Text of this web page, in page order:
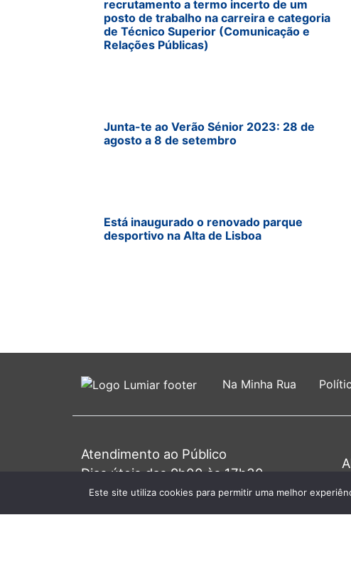
recrutamento a termo incerto de um
posto de trabalho na carreira e categoria
de Técnico Superior (Comunicação e
Relações Públicas)
Junta-te ao Verão Sénior 2023: 28 de
agosto a 8 de setembro
Está inaugurado o renovado parque
desportivo na Alta de Lisboa
Na Minha Rua
Atendimento ao Público
Dias úteis das 9h00 às 17h30
Primeira 4ª do mês das 9h00 às 20h00
Este site utiliza cookies para permitir uma melhor